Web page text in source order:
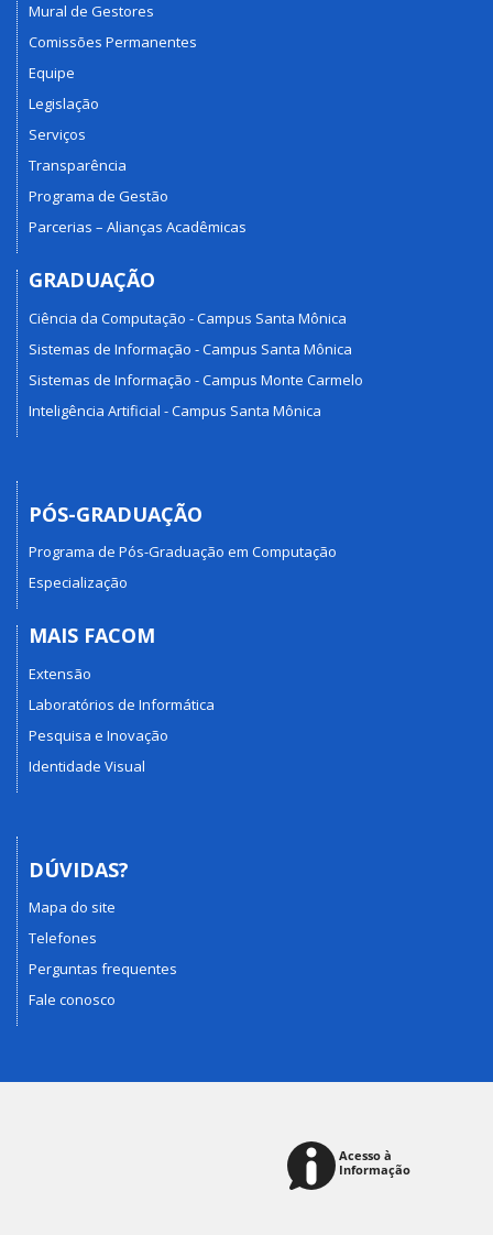
Mural de Gestores
Comissões Permanentes
Equipe
Legislação
Serviços
Transparência
Programa de Gestão
Parcerias – Alianças Acadêmicas
GRADUAÇÃO
Ciência da Computação - Campus Santa Mônica
Sistemas de Informação - Campus Santa Mônica
Sistemas de Informação - Campus Monte Carmelo
Inteligência Artificial - Campus Santa Mônica
PÓS-GRADUAÇÃO
Programa de Pós-Graduação em Computação
Especialização
MAIS FACOM
Extensão
Laboratórios de Informática
Pesquisa e Inovação
Identidade Visual
DÚVIDAS?
Mapa do site
Telefones
Perguntas frequentes
Fale conosco